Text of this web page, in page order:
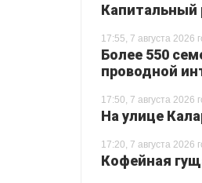
Капитальный
17:55, 7 августа 2026
Более 550
проводной
17:50, 7 августа 2026
На улице
17:20, 7 августа 2026
Кофейная